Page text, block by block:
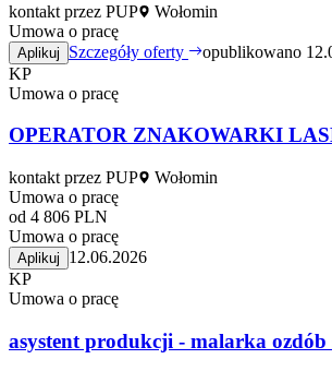
kontakt przez PUP
Wołomin
Umowa o pracę
Aplikuj Szczegóły oferty
opublikowano
KP
Umowa o pracę
OPERATOR ZNAKOWARKI
kontakt przez PUP
Wołomin
Umowa o pracę
od 4 806 PLN
Umowa o pracę
Aplikuj
12.06.2026
KP
Umowa o pracę
asystent produkcji - malarka ozdób